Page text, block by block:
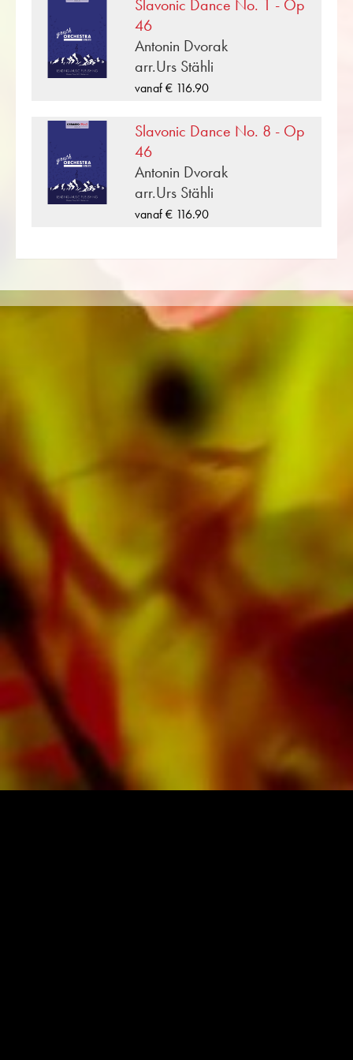
«Peer Gynt Suite» is een van de vele
blaasmuziekcomposities die zijn uitgegeven
door Musikverlag Obrasso. Naast Edvard
Grieg meer dan 100 componisten en
arrangeurs werken voor de Zwitserse
Jeugd Symfonieorkest je vindt er ook literatuur
in andere formaten zoals Brass Band,
Harmonie, Jeugdorkest, Koper Ensemble,
Houtblazersensemble, Symfonieorkest net
zoals CDs en Leermateriaal. Een groot deel
Oberaargauer Brass Band werd opgenomen
op Obrasso Records. Alle geluidsdragers zijn
ook digitaal beschikbaar op de populaire
portals van Apple, Amazon, Google, Spotify
en andere providers wereldwijd.
hoogwaardig papier geproduceerd. Het
ietwat gelige notitiepapier biedt een goed
contrast en is prettig voor de ogen in moeilijke
lichtomstandigheden. Levering aan particuliere
klanten wereldwijd is gratis. Bestel nu uw
bladmuziek rechtstreeks bij Obrasso Verlag.
3 x Violoncello
2 x String Bass
Slavonic Dance No. 1 - Op
46
Antonin Dvorak
arr.Urs Stähli
vanaf € 116.90
Slavonic Dance No. 8 - Op
46
Antonin Dvorak
arr.Urs Stähli
vanaf € 116.90